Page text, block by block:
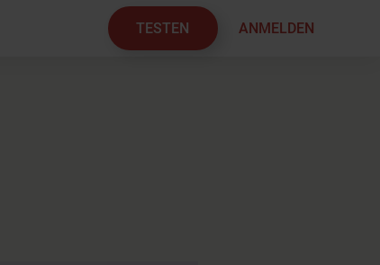
TESTEN ANMELDEN